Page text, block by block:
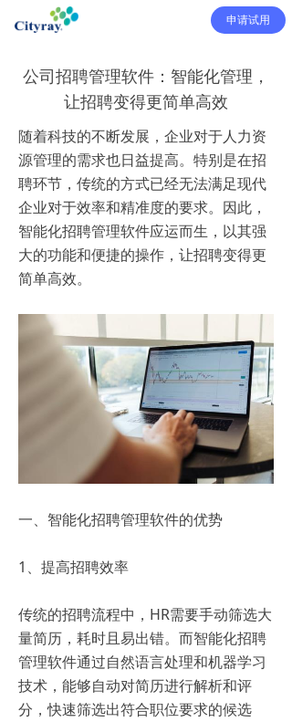
申请试用
公司招聘管理软件：智能化管理，
让招聘变得更简单高效
随着科技的不断发展，企业对于人力资
源管理的需求也日益提高。特别是在招
聘环节，传统的方式已经无法满足现代
企业对于效率和精准度的要求。因此，
智能化招聘管理软件应运而生，以其强
大的功能和便捷的操作，让招聘变得更
简单高效。
一、智能化招聘管理软件的优势
1、提高招聘效率
传统的招聘流程中，HR需要手动筛选大
量简历，耗时且易出错。而智能化招聘
管理软件通过自然语言处理和机器学习
技术，能够自动对简历进行解析和评
分，快速筛选出符合职位要求的候选